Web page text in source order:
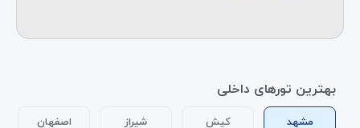
بهترین تورهای داخلی
مشهد کیش شیراز اصفهان